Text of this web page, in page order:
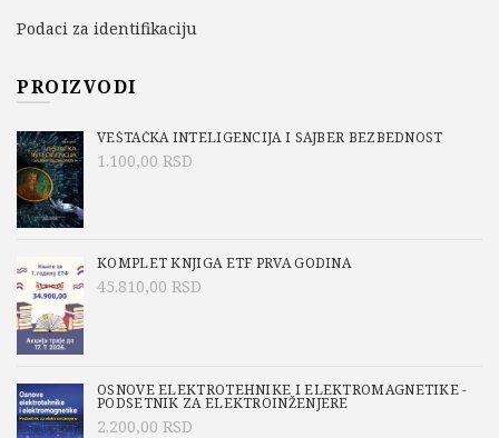
Podaci za identifikaciju
PROIZVODI
VEŠTAČKA INTELIGENCIJA I SAJBER BEZBEDNOST
1.100,00 RSD
KOMPLET KNJIGA ETF PRVA GODINA
45.810,00 RSD
OSNOVE ELEKTROTEHNIKE I ELEKTROMAGNETIKE -
PODSETNIK ZA ELEKTROINŽENJERE
2.200,00 RSD